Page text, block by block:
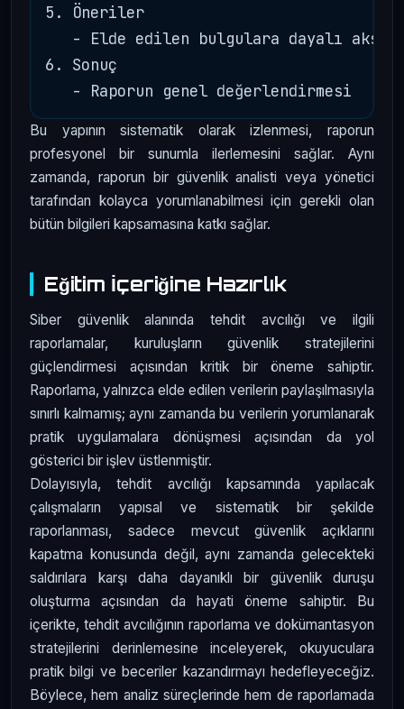
5. Öneriler
- Elde edilen bulgulara dayalı
6. Sonuç
Bu yapının sistematik olarak izlenmesi, raporun
profesyonel bir sunumla ilerlemesini sağlar. Aynı
zamanda, raporun bir güvenlik analisti veya yönetici
tarafından kolayca yorumlanabilmesi için gerekli olan
bütün bilgileri kapsamasına katkı sağlar.
Eğitim İçeriğine Hazırlık
Siber güvenlik alanında tehdit avcılığı ve ilgili
raporlamalar, kuruluşların güvenlik stratejilerini
güçlendirmesi açısından kritik bir öneme sahiptir.
Raporlama, yalnızca elde edilen verilerin paylaşılmasıyla
sınırlı kalmamış; aynı zamanda bu verilerin yorumlanarak
pratik uygulamalara dönüşmesi açısından da yol
gösterici bir işlev üstlenmiştir.
Dolayısıyla, tehdit avcılığı kapsamında yapılacak
çalışmaların yapısal ve sistematik bir şekilde
raporlanması, sadece mevcut güvenlik açıklarını
kapatma konusunda değil, aynı zamanda gelecekteki
saldırılara karşı daha dayanıklı bir güvenlik duruşu
oluşturma açısından da hayati öneme sahiptir. Bu
içerikte, tehdit avcılığının raporlama ve dokümantasyon
stratejilerini derinlemesine inceleyerek, okuyuculara
pratik bilgi ve beceriler kazandırmayı hedefleyeceğiz.
Böylece, hem analiz süreçlerinde hem de raporlamada